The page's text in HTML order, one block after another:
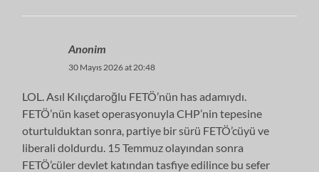
Anonim
30 Mayıs 2026 at 20:48
LOL. Asıl Kılıçdaroğlu FETÖ’nün has adamıydı.
FETÖ’nün kaset operasyonuyla CHP’nin tepesine
oturtulduktan sonra, partiye bir sürü FETÖ’cüyü ve
liberali doldurdu. 15 Temmuz olayından sonra
FETÖ’cüler devlet katından tasfiye edilince bu sefer